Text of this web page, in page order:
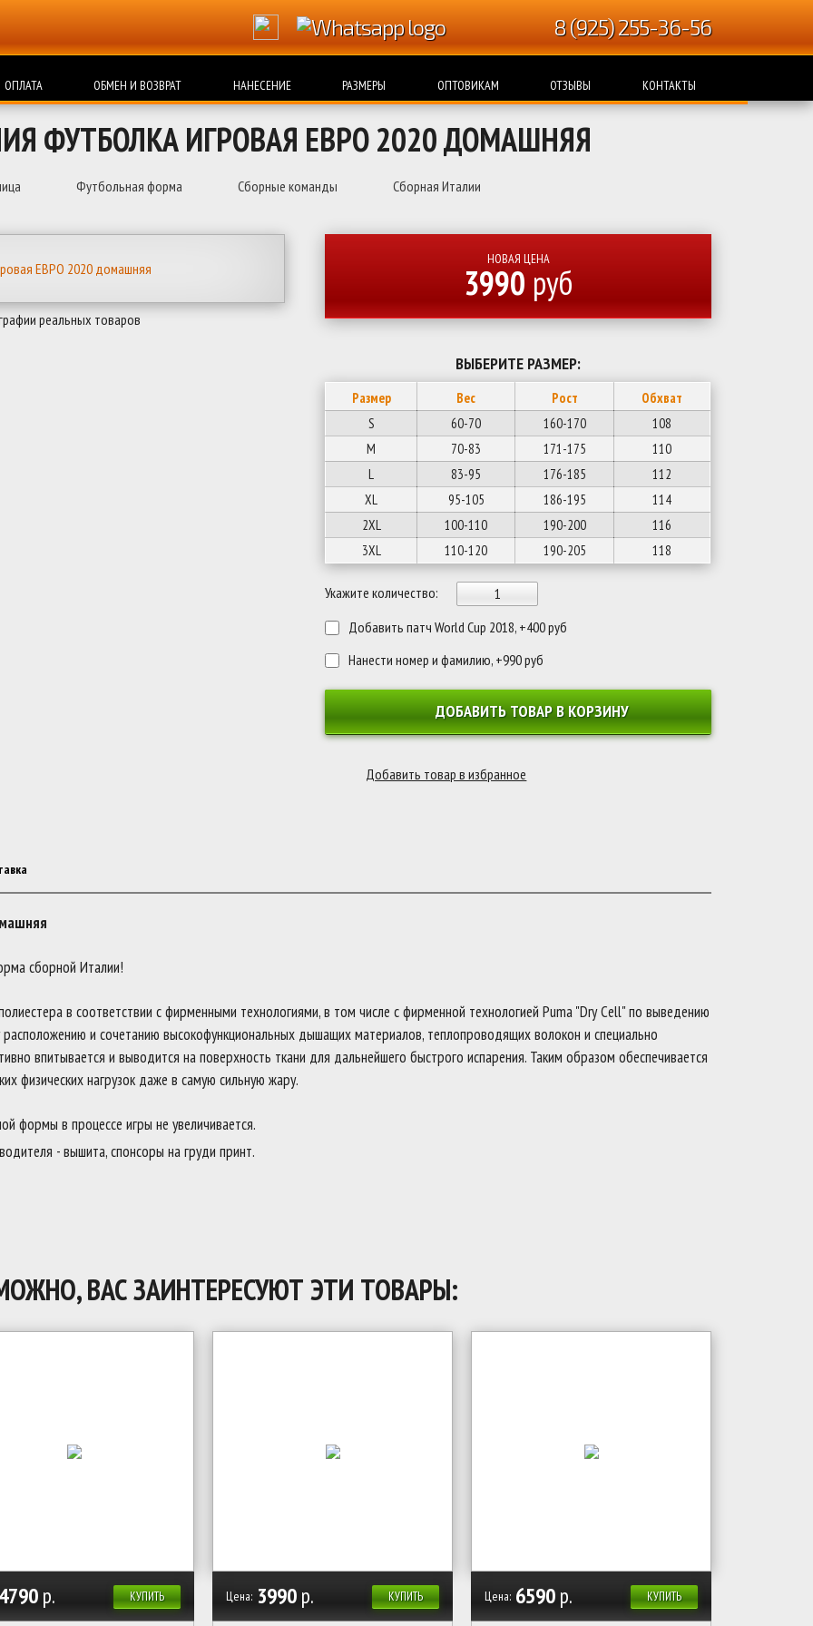
8 (925) 255-36-56
ОПЛАТА ОБМЕН И ВОЗВРАТ НАНЕСЕНИЕ РАЗМЕРЫ ОПТОВИКАМ ОТЗЫВЫ КОНТАКТЫ
ФУТБОЛКА ИГРОВАЯ ЕВРО 2020 ДОМАШНЯЯ
Футбольная форма Сборные команды Сборная Италии
реальных товаров
НОВАЯ ЦЕНА
3990 руб
ВЫБЕРИТЕ РАЗМЕР:
Размер Вес Рост
Обхват
S
60-70 160-170
108
M
70-83 171-175
110
L
83-95 176-185
112
XL
95-105 186-195
114
2XL
100-110 190-200
116
3XL
110-120 190-205 118
Укажите количество:
Добавить патч World Cup 2018, +400 руб
Нанести номер и фамилию, +990 руб
ДОБАВИТЬ ТОВАР В КОРЗИНУ
сборной Италии!
в соответствии с фирменными технологиями, в том числе с фирменной технологией Puma "Dry Cell" по выведению
расположению и сочетанию высокофункциональных дышащих материалов, теплопроводящих волокон и специально
впитывается и выводится на поверхность ткани для дальнейшего быстрого испарения. Таким образом обеспечивается
физических нагрузок даже в самую сильную жару.
формы в процессе игры не увеличивается.
- вышита, спонсоры на груди принт.
ВАС ЗАИНТЕРЕСУЮТ ЭТИ ТОВАРЫ:
КУПИТЬ
р. КУПИТЬ
Цена: 3990р. КУПИТЬ
Цена: 6590р.